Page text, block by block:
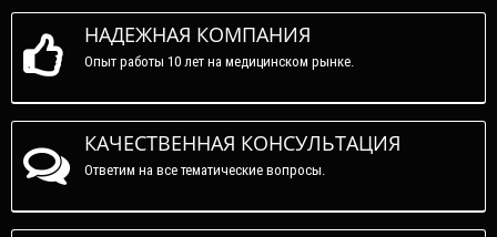
НАДЕЖНАЯ КОМПАНИЯ
Опыт работы 10 лет на медицинском рынке.
КАЧЕСТВЕННАЯ КОНСУЛЬТАЦИЯ
Ответим на все тематические вопросы.